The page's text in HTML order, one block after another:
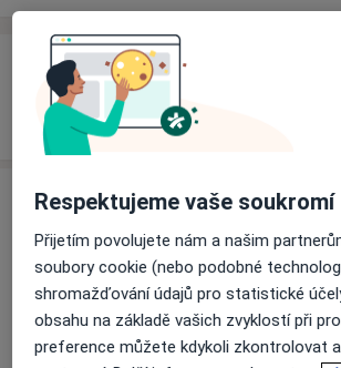
Zkušenosti
Odborník na:
Infekční lékařství
Ceník
Informace o službách a cenách
Tento specialista ještě nepřidával
svých službách.
Respektujeme vaše soukromí
Přijetím povolujete nám a našim
soubory cookie (nebo podobné
shromažďování údajů pro statistické
obsahu na základě vašich zvyklostí při
preference můžete kdykoli zkontrolovat